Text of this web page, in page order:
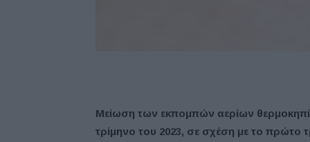
Μείωση των εκπομπών αερίων
τρίμηνο του 2023, σε σχέση με το πρώτο